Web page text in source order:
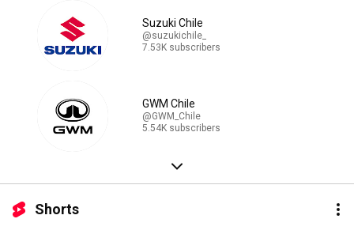
Suzuki Chile
@suzukichile_
7.53K subscribers
GWM Chile
@GWM_Chile
5.54K subscribers
Shorts